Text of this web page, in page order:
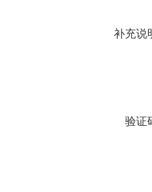
补充说
验证